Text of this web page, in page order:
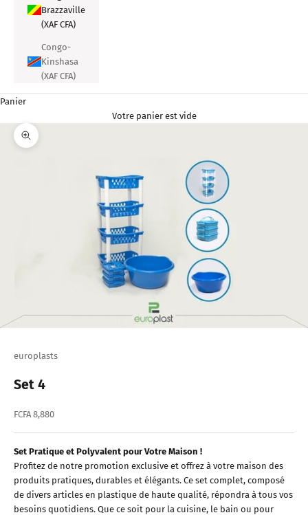
Brazzaville
(XAF CFA)
Congo-
Kinshasa
(XAF CFA)
Panier
Votre panier est vide
Zoomer sur l'image
europlasts
Set 4
Prix de vente
FCFA 8,880
Set Pratique et Polyvalent pour Votre Maison !
Profitez de notre promotion exclusive et offrez à votre maison des
produits pratiques, durables et élégants. Ce set complet, composé
de divers articles en plastique de haute qualité, répondra à tous vos
besoins quotidiens. Que ce soit pour la cuisine, le bain ou pour